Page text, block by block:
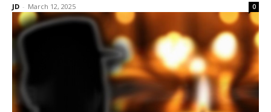
JD - March 12, 2025 0